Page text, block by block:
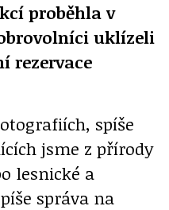
proběhla v
uklízeli
rezervace
spíše
jsme z přírody
lesnické a
správa na